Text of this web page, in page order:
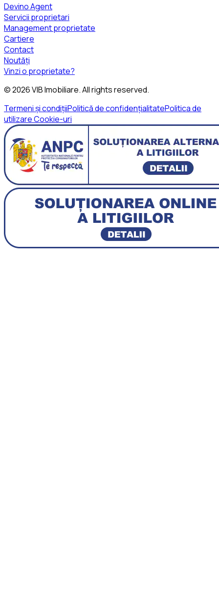
Devino Agent
Servicii proprietari
Management proprietate
Cartiere
Contact
Noutăți
Vinzi o proprietate?
©2026VIB Imobiliare. All rights reserved.
Termeni și condițiiPolitică de confidențialitatePolitica de
utilizare Cookie-uri